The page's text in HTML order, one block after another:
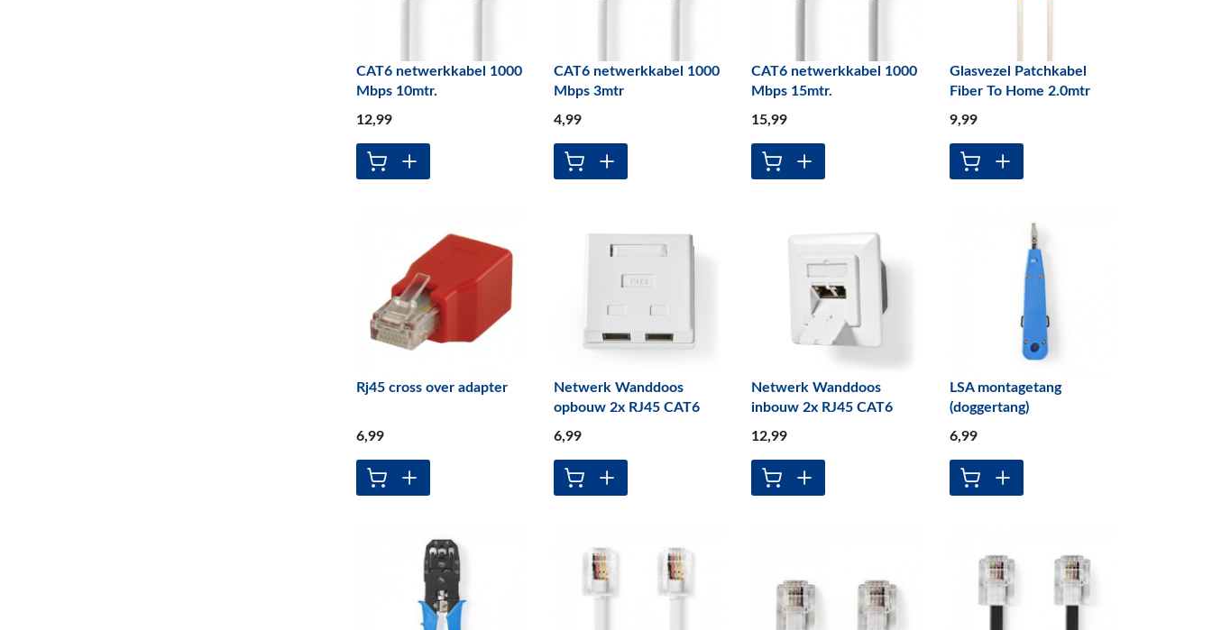
CAT6 netwerkkabel 1000
Mbps 10mtr.
12,99
CAT6 netwerkkabel 1000
Mbps 3mtr
4,99
CAT6 netwerkkabel 1000
Mbps 15mtr.
15,99
Glasvezel Patchkabel
Fiber To Home 2.0mtr
9,99
Rj45 cross over adapter
6,99
Netwerk Wanddoos
opbouw 2x RJ45 CAT6
6,99
Netwerk Wanddoos
inbouw 2x RJ45 CAT6
12,99
LSA montagetang
(doggertang)
6,99